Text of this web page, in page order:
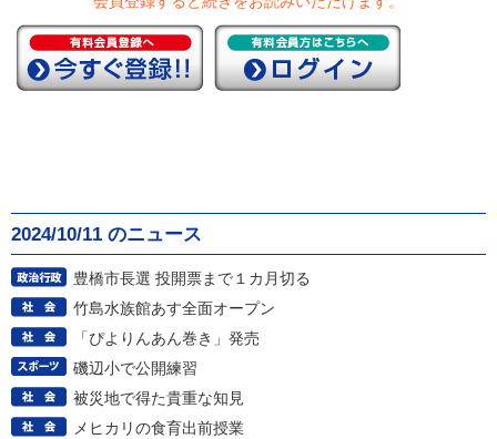
2024/10/11 のニュース
豊橋市長選 投開票まで１カ月切る
竹島水族館あす全面オープン
「ぴよりんあん巻き」発売
磯辺小で公開練習
被災地で得た貴重な知見
メヒカリの食育出前授業